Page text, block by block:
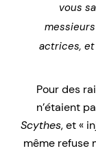
vous
actrices, et
Pour des
n’étaient
Scythes, et «
même refuse